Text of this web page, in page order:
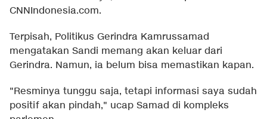
CNNIndonesia.com.
Terpisah, Politikus Gerindra Kamrussamad
mengatakan Sandi memang akan keluar dari
Gerindra. Namun, ia belum bisa memastikan kapan.
"Resminya tunggu saja, tetapi informasi saya sudah
positif akan pindah," ucap Samad di kompleks